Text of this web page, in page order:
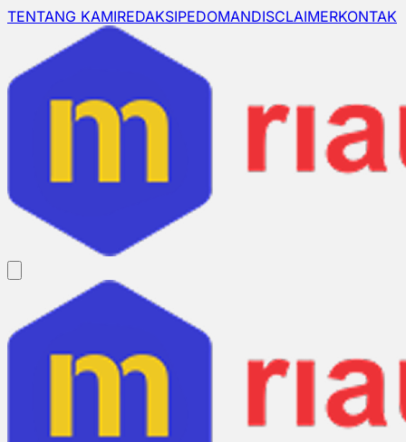
TENTANG KAMIREDAKSIPEDOMANDISCLAIMERKONTAK